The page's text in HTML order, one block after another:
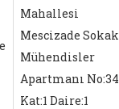
Mahallesi
Mescizade Sokak
Mühendisler
Apartmanı No:34
Kat:1 Daire:1